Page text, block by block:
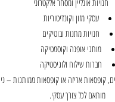
חנויות אונליין ומסחר אלקטרוני
עסקי מזון וקונדיטוריות
חנויות מתנות ובוטיקים
מותגי אופנה וקוסמטיקה
חברות שילוח ולוגיסטיקה
קופסאות אריזה או קופסאות ממותגות –
מותאם לכל צורך עסקי.